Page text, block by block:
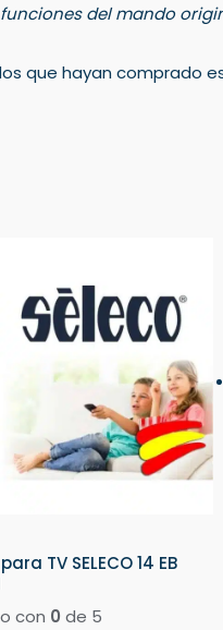
del mando
que hayan comprado
TV SELECO 14 EB
con 0 de 5